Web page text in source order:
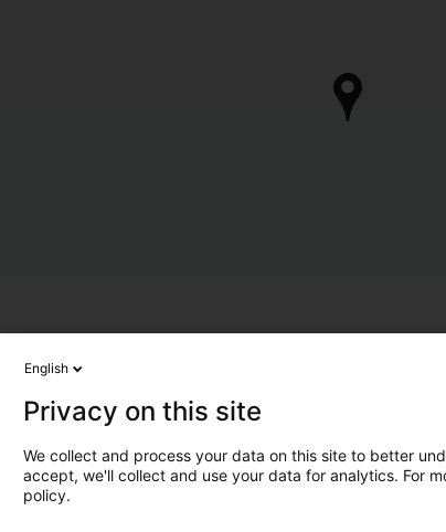
English
Privacy on this site
We collect and process your data on this site to better
accept, we'll collect and use your data for analytics. For
policy.